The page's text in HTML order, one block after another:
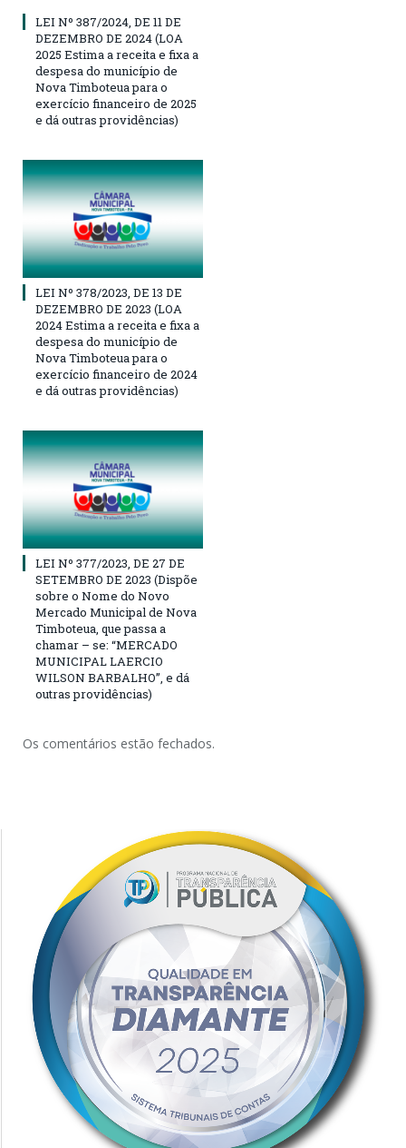
LEI Nº 387/2024, DE 11 DE
DEZEMBRO DE 2024 (LOA
2025 Estima a receita e fixa a
despesa do município de
Nova Timboteua para o
exercício financeiro de 2025
e dá outras providências)
LEI Nº 378/2023, DE 13 DE
DEZEMBRO DE 2023 (LOA
2024 Estima a receita e fixa a
despesa do município de
Nova Timboteua para o
exercício financeiro de 2024
e dá outras providências)
LEI Nº 377/2023, DE 27 DE
SETEMBRO DE 2023 (Dispõe
sobre o Nome do Novo
Mercado Municipal de Nova
Timboteua, que passa a
chamar – se: “MERCADO
MUNICIPAL LAERCIO
WILSON BARBALHO”, e dá
outras providências)
Os comentários estão fechados.